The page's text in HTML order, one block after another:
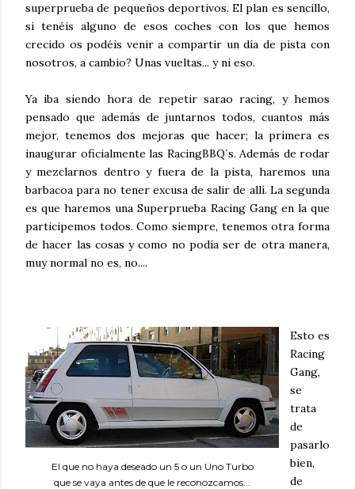
superprueba de pequeños deportivos. El plan es sencillo,
si tenéis alguno de esos coches con los que hemos
crecido os podéis venir a compartir un día de pista con
nosotros, a cambio? Unas vueltas... y ni eso.
Ya iba siendo hora de repetir sarao racing, y hemos
pensado que además de juntarnos todos, cuantos más
mejor, tenemos dos mejoras que hacer; la primera es
inaugurar oficialmente las RacingBBQ´s. Además de rodar
y mezclarnos dentro y fuera de la pista, haremos una
barbacoa para no tener excusa de salir de allí. La segunda
es que haremos una Superprueba Racing Gang en la que
participemos todos. Como siempre, tenemos otra forma
de hacer las cosas y como no podía ser de otra manera,
muy normal no es, no....
El que no haya deseado un 5 o un Uno Turbo
que se vaya antes de que le reconozcamos...
Esto es
Racing
Gang,
se
trata
de
pasarlo
bien,
de